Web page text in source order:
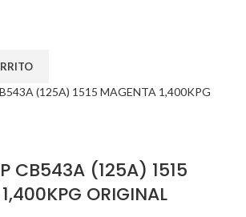
CB543A (125A) 1515
ORIGINAL